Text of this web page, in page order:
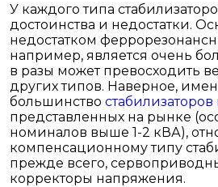
У каждого типа
достоинства и недостатки.
недостатком
например, является очень
в разы может превосходить
других типов. Наверное,
большинство
представленных на рынке
номиналов выше 1-2 кВА),
компенсационному типу
прежде всего,
корректоры напряжения.